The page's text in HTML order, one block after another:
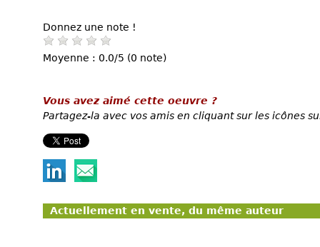
Donnez une note !
Moyenne : 0.0/5 (0 note)
Vous avez aimé cette oeuvre ?
Partagez-la avec vos amis en cliquant sur les icônes
Actuellement en vente, du même auteur